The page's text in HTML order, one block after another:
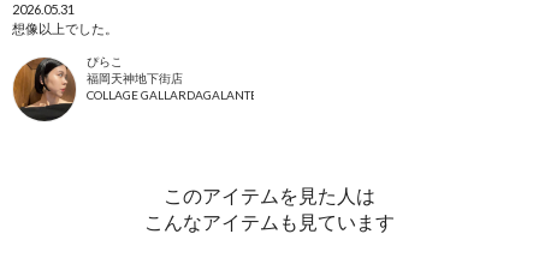
2026.05.31
想像以上でした。
ぴらこ
福岡天神地下街店
COLLAGE GALLARDAGALANTE
このアイテムを見た人は
こんなアイテムも見ています